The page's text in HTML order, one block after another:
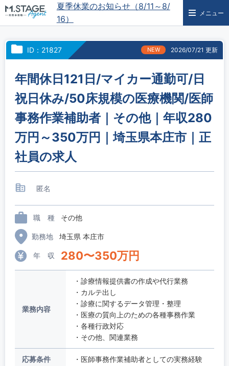
夏季休業のお知らせ（8/11～8/
16）
メニュー
ID：21827 NEW 2026/07/21 更新
年間休日121日/マイカー通勤可/日
祝日休み/50床規模の医療機関/医師
事務作業補助者｜その他｜年収280
万円～350万円｜埼玉県本庄市｜正
社員の求人
匿名
職 種 その他
勤務地 埼玉県 本庄市
年 収 280〜350万円
業務内容
・診療情報提供書の作成や代行業務
・カルテ出し
・診療に関するデータ管理・整理
・医療の質向上のための各種事務作業
・各種行政対応
・その他、関連業務
応募条件 ・医師事務作業補助者としての実務経験